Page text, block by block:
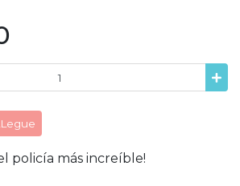
policía más increíble!